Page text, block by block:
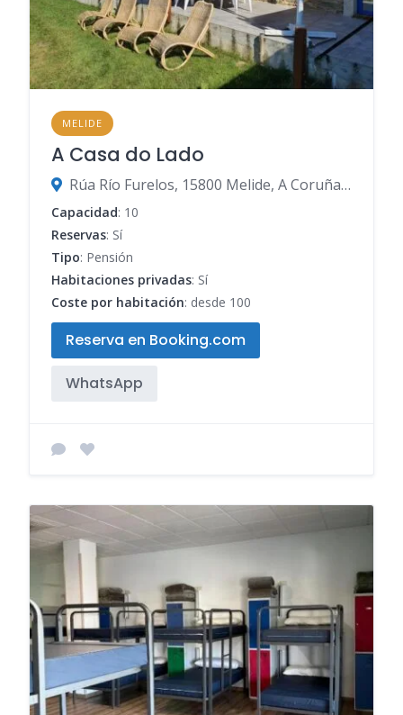
MELIDE
A Casa do Lado
Rúa Río Furelos, 15800 Melide, A Coruña, España
Capacidad: 10
Reservas: Sí
Tipo: Pensión
Habitaciones privadas: Sí
Coste por habitación: desde 100
Reserva en Booking.com
WhatsApp